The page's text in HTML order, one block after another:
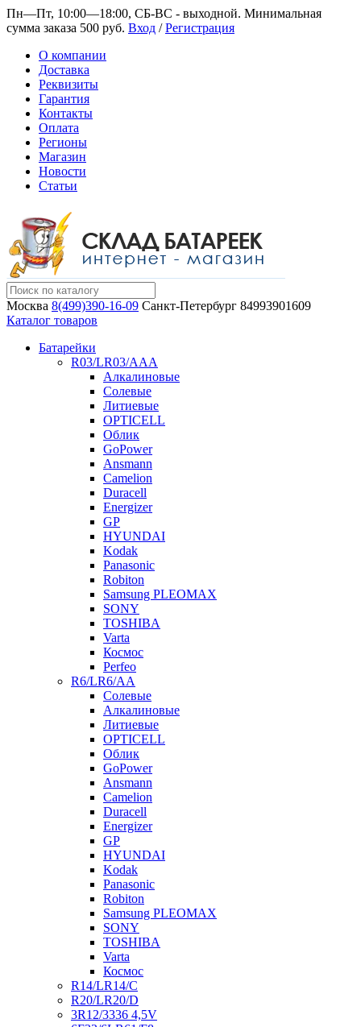
Пн—Пт, 10:00—18:00, СБ-ВС - выходной. Минимальная
сумма заказа 500 руб. Вход /Регистрация
О компании
Доставка
Реквизиты
Гарантия
Контакты
Оплата
Регионы
Магазин
Новости
Статьи
Москва 8(499)390-16-09 Санкт-Петербург 84993901609
Каталог товаров
Батарейки
R03/LR03/AAA
Алкалиновые
Солевые
Литиевые
OPTICELL
Облик
GoPower
Ansmann
Camelion
Duracell
Energizer
GP
HYUNDAI
Kodak
Panasonic
Robiton
Samsung PLEOMAX
SONY
TOSHIBA
Varta
Космос
Perfeo
R6/LR6/AA
Солевые
Алкалиновые
Литиевые
OPTICELL
Облик
GoPower
Ansmann
Camelion
Duracell
Energizer
GP
HYUNDAI
Kodak
Panasonic
Robiton
Samsung PLEOMAX
SONY
TOSHIBA
Varta
Космос
R14/LR14/C
R20/LR20/D
3R12/3336 4,5V